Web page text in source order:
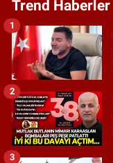
Trend Haberler
1
2
3